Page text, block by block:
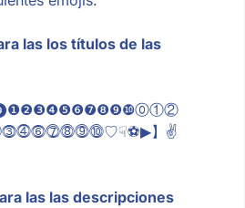
las los títulos de las
】✌
las las descripciones